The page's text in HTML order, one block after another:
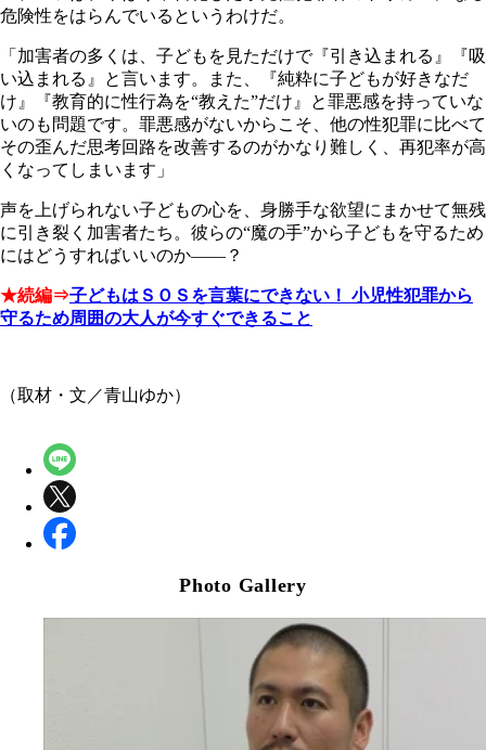
危険性をはらんでいるというわけだ。
「加害者の多くは、子どもを見ただけで『引き込まれる』『吸
い込まれる』と言います。また、『純粋に子どもが好きなだ
け』『教育的に性行為を“教えた”だけ』と罪悪感を持っていな
いのも問題です。罪悪感がないからこそ、他の性犯罪に比べて
その歪んだ思考回路を改善するのがかなり難しく、再犯率が高
くなってしまいます」
声を上げられない子どもの心を、身勝手な欲望にまかせて無残
に引き裂く加害者たち。彼らの“魔の手”から子どもを守るため
にはどうすればいいのか――？
★続編⇒子どもはＳＯＳを言葉にできない！ 小児性犯罪から
守るため周囲の大人が今すぐできること
（取材・文／青山ゆか）
Photo Gallery